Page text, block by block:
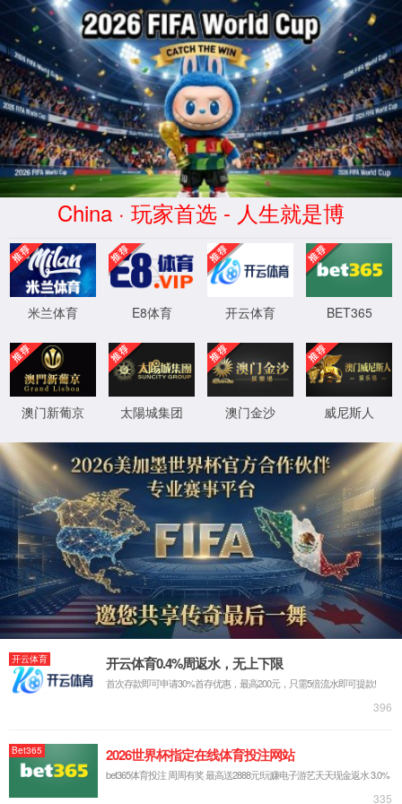
很抱歉，您访问的页面不存在！
请仔细检查您输入的网址是否正确。
返回官网
XML 地图